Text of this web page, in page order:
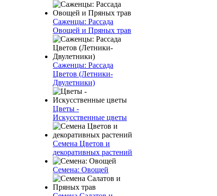
Саженцы: Рассада
Овощей и Пряных трав
Саженцы: Рассада
Цветов (Летники-
Двулетники)
Цветы -
Искусственные цветы
Семена Цветов и
декоративных растений
Семена: Овощей